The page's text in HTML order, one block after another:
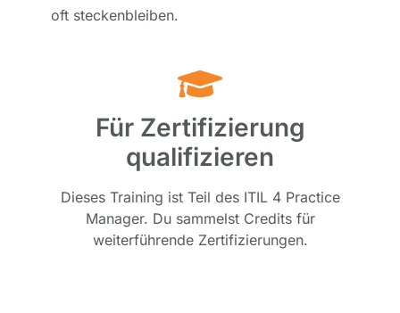
oft steckenbleiben.
Für Zertifizierung
qualifizieren
Dieses Training ist Teil des ITIL 4 Practice
Manager. Du sammelst Credits für
weiterführende Zertifizierungen.